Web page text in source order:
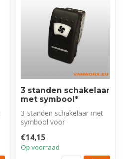
3 standen schakelaar
met symbool*
3-standen schakelaar met
symbool voor
aanzuigen of...
€14,15
Op voorraad